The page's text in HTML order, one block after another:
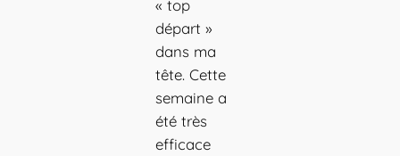
« top
départ »
dans ma
tête. Cette
semaine a
été très
efficace